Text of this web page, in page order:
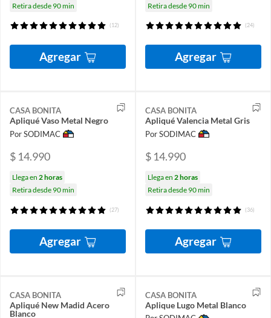
Retira desde 90 min
(12)
Agregar
Retira desde 90 min
(24)
Agregar
CASA BONITA
Apliqué Vaso Metal Negro
Por SODIMAC
$ 14.990
Llega en 2 horas
Retira desde 90 min
(27)
Agregar
CASA BONITA
Apliqué Valencia Metal Gris
Por SODIMAC
$ 14.990
Llega en 2 horas
Retira desde 90 min
(36)
Agregar
CASA BONITA
Apliqué New Madid Acero
Blanco
CASA BONITA
Aplique Lugo Metal Blanco